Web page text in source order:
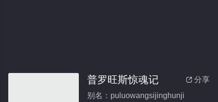
 分享
普罗旺斯惊魂记
别名：puluowangsijinghunji